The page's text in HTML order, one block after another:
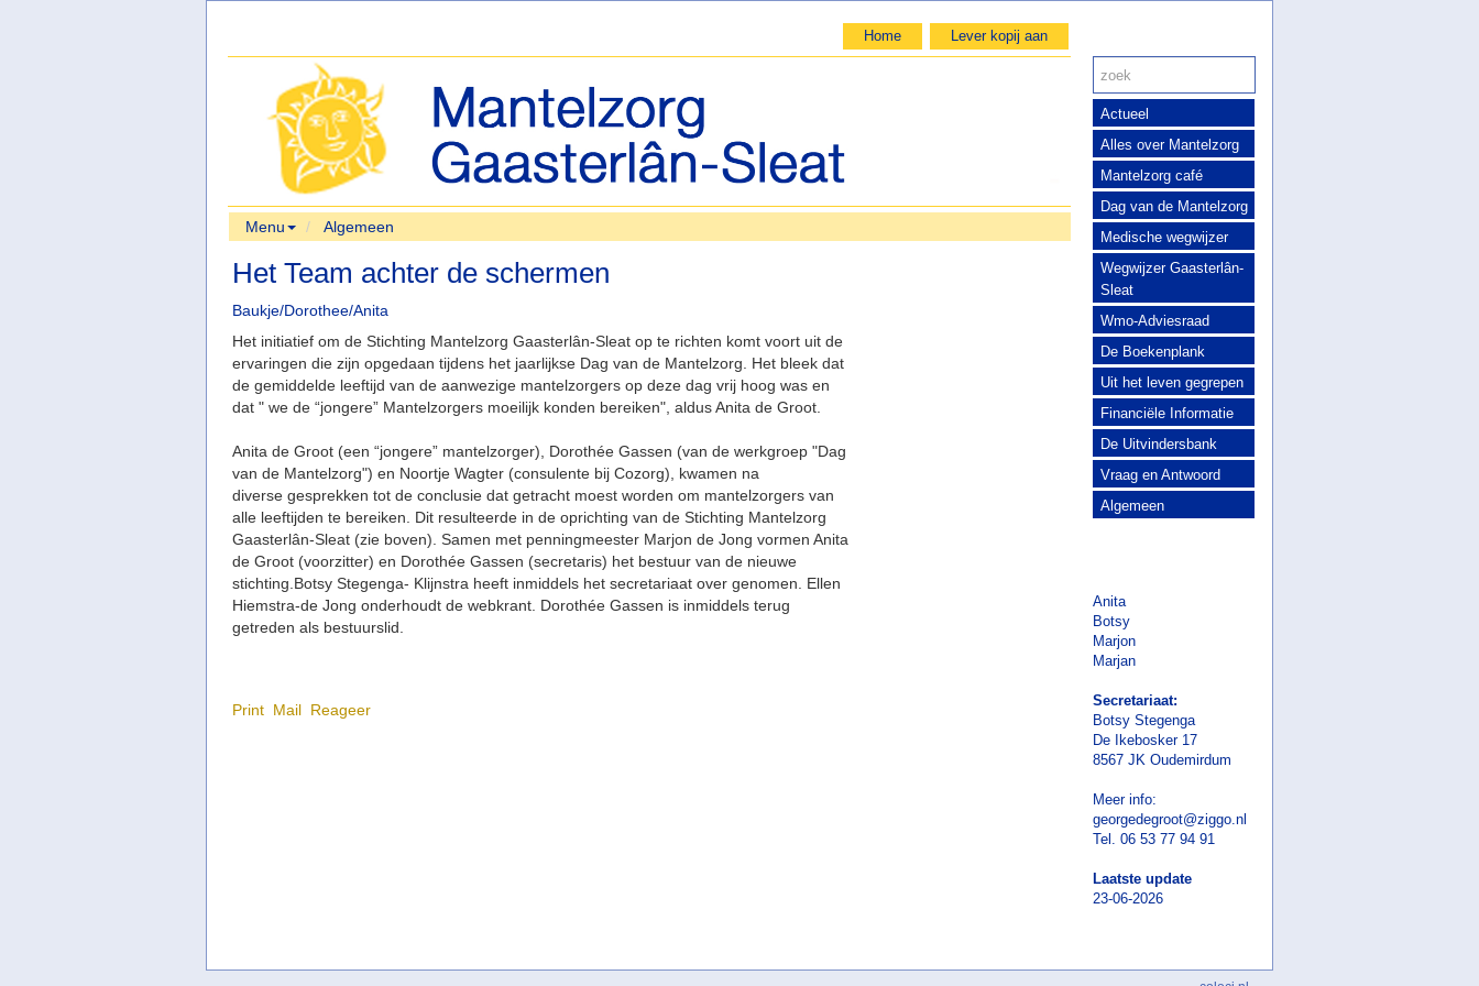
Home Lever kopij aan
Menu Algemeen
Het Team achter de schermen
Baukje/Dorothee/Anita
Het initiatief om de Stichting Mantelzorg Gaasterlân-Sleat op te richten komt voort uit de
ervaringen die zijn opgedaan tijdens het jaarlijkse Dag van de Mantelzorg. Het bleek dat
de gemiddelde leeftijd van de aanwezige mantelzorgers op deze dag vrij hoog was en
dat " we de “jongere” Mantelzorgers moeilijk konden bereiken", aldus Anita de Groot.
Anita de Groot (een “jongere” mantelzorger), Dorothée Gassen (van de werkgroep "Dag
van de Mantelzorg") en Noortje Wagter (consulente bij Cozorg), kwamen na
diverse gesprekken tot de conclusie dat getracht moest worden om mantelzorgers van
alle leeftijden te bereiken. Dit resulteerde in de oprichting van de Stichting Mantelzorg
Gaasterlân-Sleat (zie boven). Samen met penningmeester Marjon de Jong vormen Anita
de Groot (voorzitter) en Dorothée Gassen (secretaris) het bestuur van de nieuwe
stichting.Botsy Stegenga- Klijnstra heeft inmiddels het secretariaat over genomen. Ellen
Hiemstra-de Jong onderhoudt de webkrant. Dorothée Gassen is inmiddels terug
getreden als bestuurslid.
Print Mail Reageer
Actueel
Alles over Mantelzorg
Mantelzorg café
Dag van de Mantelzorg
Medische wegwijzer
Wegwijzer Gaasterlân-
Sleat
Wmo-Adviesraad
De Boekenplank
Uit het leven gegrepen
Financiële Informatie
De Uitvindersbank
Vraag en Antwoord
Algemeen
Anita
Botsy
Marjon
Marjan
Secretariaat:
Botsy Stegenga
De Ikebosker 17
8567 JK Oudemirdum
Meer info:
georgedegroot@ziggo.nl
Tel. 06 53 77 94 91
Laatste update
23-06-2026